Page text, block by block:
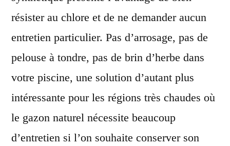
résister au chlore et de ne demander aucun
entretien particulier. Pas d’arrosage, pas de
pelouse à tondre, pas de brin d’herbe dans
votre piscine, une solution d’autant plus
intéressante pour les régions très chaudes où
le gazon naturel nécessite beaucoup
d’entretien si l’on souhaite conserver son